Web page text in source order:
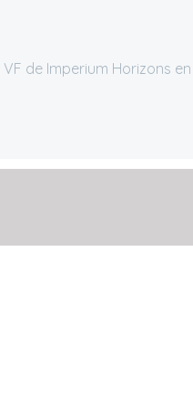
de Imperium Horizons en